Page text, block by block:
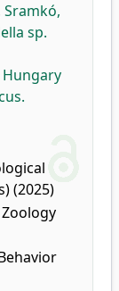
Sramkó,
sp.
(2025)